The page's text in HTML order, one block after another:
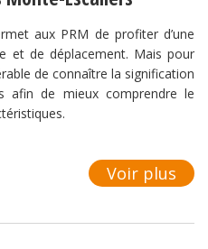
aux PRM de profiter d’une
et de déplacement. Mais pour
de connaître la signification
afin de mieux comprendre le
Voir plus